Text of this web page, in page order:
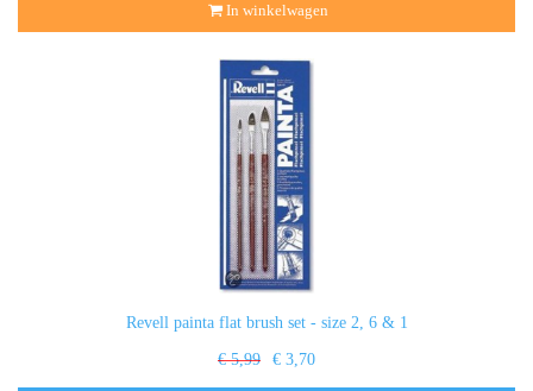
In winkelwagen
Revell painta flat brush set - size 2, 6 & 1
€ 5,99 € 3,70